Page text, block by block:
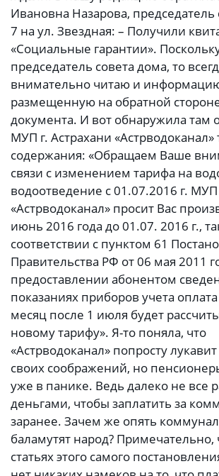
Ивановна Назарова,
7 на ул. Звездная: – Получили
«Социальные гарантии».
председатель совета дома, то
внимательно читаю и
размещенную на обратной
документа. И вот обнаружила там
МУП г. Астрахани «Астрводоканал»
содержания: «Обращаем Ваше
связи с изменением тарифа на
водоотведение с 01.07.2016 г. МУП
«Астрводоканал» просит Вас
июнь 2016 года до 01.07. 2016 г.,
соответствии с пунктом 61
Правительства РФ от 06 мая 2011
предоставлении абонентом
показаниях приборов учета
месяц после 1 июля будет
новому тарифу». Я-то поняла, что
«Астрводоканал» попросту
своих соображений, но
уже в панике. Ведь далеко не все
деньгами, чтобы заплатить за
заранее. Зачем же опять
баламутят народ? Примечательно,
статьях этого самого